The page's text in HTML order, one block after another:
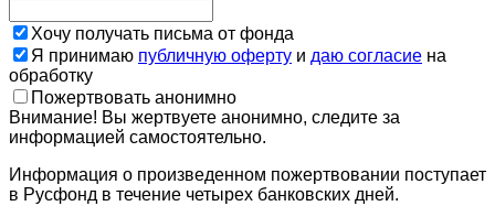
Хочу получать письма от фонда
Я принимаю публичную оферту и даю согласие на
обработку
Пожертвовать анонимно
Внимание! Вы жертвуете анонимно, следите за
информацией самостоятельно.
Информация о произведенном пожертвовании поступает
в Русфонд в течение четырех банковских дней.